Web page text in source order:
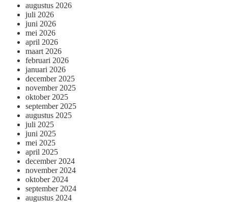
augustus 2026
juli 2026
juni 2026
mei 2026
april 2026
maart 2026
februari 2026
januari 2026
december 2025
november 2025
oktober 2025
september 2025
augustus 2025
juli 2025
juni 2025
mei 2025
april 2025
december 2024
november 2024
oktober 2024
september 2024
augustus 2024